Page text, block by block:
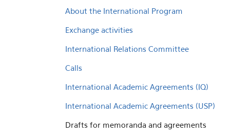
About the International Program
Exchange activities
International Relations Committee
Calls
International Academic Agreements (IQ)
International Academic Agreements (USP)
Drafts for memoranda and agreements